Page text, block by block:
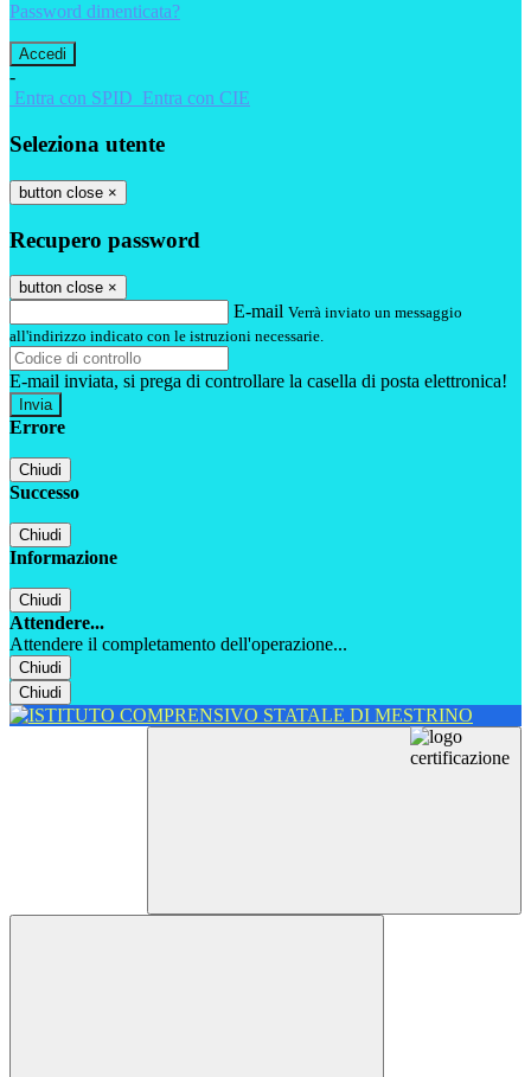
Password dimenticata?
-
Entra con SPID Entra con CIE
Seleziona utente
button close ×
Recupero password
button close ×
E-mail Verrà inviato un messaggio
all'indirizzo indicato con le istruzioni necessarie.
E-mail inviata, si prega di controllare la casella di posta elettronica!
Errore
Chiudi
Successo
Chiudi
Informazione
Chiudi
Attendere...
Attendere il completamento dell'operazione...
Chiudi
Chiudi